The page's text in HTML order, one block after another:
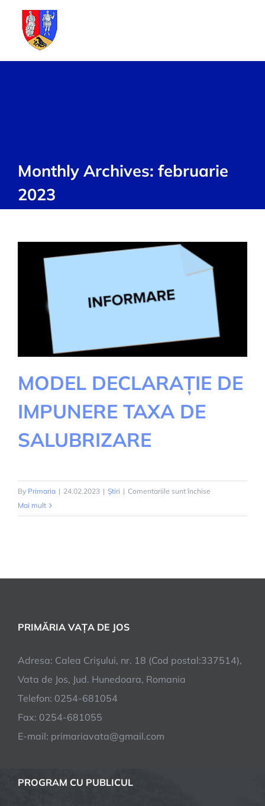
content
Monthly Archives: februarie
2023
MODEL DECLARAȚIE DE
IMPUNERE TAXA DE
SALUBRIZARE
By Primaria | 24.02.2023 | Știri | Comentariile sunt închise
DECLARAȚIE
Mai mult
PRIMĂRIA VAȚA DE JOS
Adresa: Calea Crişului, nr. 18 (Cod postal:337514),
Vata de Jos, Jud. Hunedoara, Romania
Telefon: 0254-681054
Fax: 0254-681055
E-mail: primariavata@gmail.com
PROGRAM CU PUBLICUL